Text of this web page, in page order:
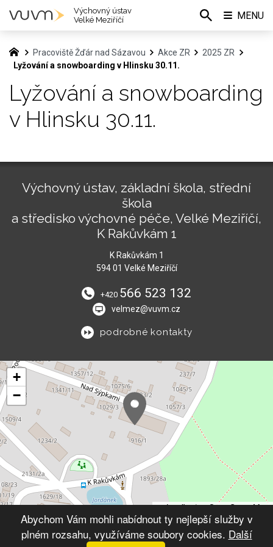
Pracoviště Žďár nad Sázavou Akce ZR
2025 ZR
Lyžování a snowboarding v Hlinsku 30.11.
Lyžování a snowboarding
v Hlinsku 30.11.
Výchovný ústav, základní škola, střední
škola
a středisko výchovné péče, Velké Meziříčí,
K Rakůvkám 1
K Rakůvkám 1
594 01 Velké Meziříčí
+420 566 523 132
velmez@vuvm.cz
podrobné kontakty
+
−
Leaflet | © OpenStreetMap
© 2026 Výchovný ústav Velké Meziříčí
Výchovný ústav
Velké Meziříčí
MENU
Abychom Vám mohli nabídnout ty nejlepší služby v
plném rozsahu, využíváme soubory cookies. Další